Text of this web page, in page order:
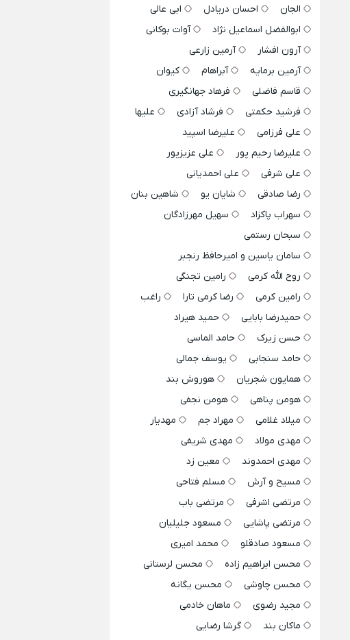
الجان
احسان دریادل
ابی عالی
ابوالفضل اسماعیل نژاد
آوات بوکانی
آرون افشار
آرمین زارعی
آرمین برمایه
آبراهام
کیوان
قاسم فاضلی
فرهاد جهانگیری
فرشید حکمتی
فرشاد آزادی
علیها
علی فرزامی
علیرضا اسپید
علیرضا رحیم پور
علی عزیزپور
علی شرفی
علی احمدیانی
رضا صادقی
شایان یو
شاهین بنان
سهراب پاکزاد
سهیل مهرزادگان
سبحان رستمی
سامان یاسین و امیرحافظ رنجبر
روح الله کرمی
رامین تجنگی
رامین کرمی
رضا کرمی تارا
راغب
حمیدرضا بابایی
حمید هیراد
حسن زیرک
حامد الماسی
حامد سنجابی
یوسف جمالی
همایون شجریان
هوروش بند
هومن پناهی
هومن نجفی
میلاد غلامی
مهراد جم
مهدیار
مهدی مولاد
مهدی شریفی
مهدی احمدوند
معین زد
مسیح و آرش
مسلم فتاحی
مرتضی اشرفی
مرتضی باب
مرتضی پاشایی
مسعود جلیلیان
مسعود صادقلو
محمد امیری
محسن ابراهیم زاده
محسن لرستانی
محسن چاوشی
محسن یگانه
مجید رضوی
ماهان خادمی
ماکان بند
گرشا رضایی